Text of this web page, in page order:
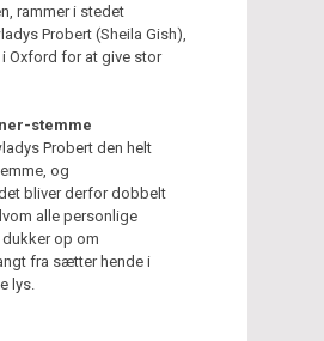
rammer i stedet
Probert (Sheila Gish),
Oxford for at give stor
stemme
Probert den helt
og
bliver derfor dobbelt
alle personlige
op om
fra sætter hende i
lys.